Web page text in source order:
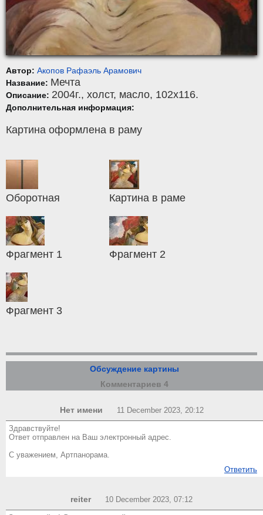
Автор: Акопов Рафаэль Арамович
Название: Мечта
Описание: 2004г., холст, масло, 102x116.
Дополнительная информация:
Картина оформлена в раму
Оборотная Картина в раме
Фрагмент 1 Фрагмент 2
Фрагмент 3
Обсуждение картины
Комментариев 4
Нет имени 11 December 2023, 20:12
Здравствуйте!
Ответ отправлен на Ваш электронный адрес.
С уважением, Артпанорама.
Ответить
reiter 10 December 2023, 07:12